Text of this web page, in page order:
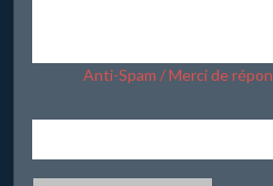
Anti-Spam / Merci de